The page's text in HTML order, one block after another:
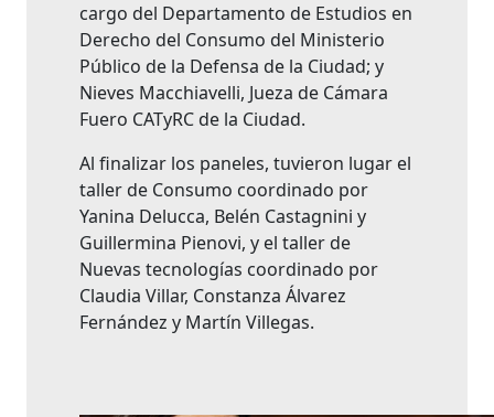
cargo del Departamento de Estudios en
Derecho del Consumo del Ministerio
Público de la Defensa de la Ciudad; y
Nieves Macchiavelli, Jueza de Cámara
Fuero CATyRC de la Ciudad.
Al finalizar los paneles, tuvieron lugar el
taller de Consumo coordinado por
Yanina Delucca, Belén Castagnini y
Guillermina Pienovi, y el taller de
Nuevas tecnologías coordinado por
Claudia Villar, Constanza Álvarez
Fernández y Martín Villegas.